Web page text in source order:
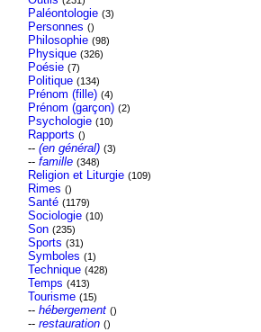
Paléontologie (3)
Personnes ()
Philosophie (98)
Physique (326)
Poésie (7)
Politique (134)
Prénom (fille) (4)
Prénom (garçon) (2)
Psychologie (10)
Rapports ()
-- (en général) (3)
-- famille (348)
Religion et Liturgie (109)
Rimes ()
Santé (1179)
Sociologie (10)
Son (235)
Sports (31)
Symboles (1)
Technique (428)
Temps (413)
Tourisme (15)
-- hébergement ()
-- restauration ()